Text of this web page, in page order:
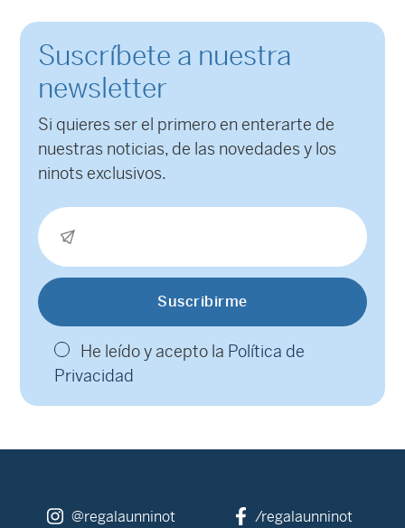
Suscríbete a nuestra
newsletter
Si quieres ser el primero en enterarte de
nuestras noticias, de las novedades y los
ninots exclusivos.
He leído y acepto la Política de
Privacidad
@regalaunninot /regalaunninot